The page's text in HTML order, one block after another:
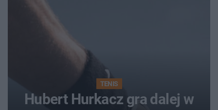
TENIS
Hubert Hurkacz gra dalej w